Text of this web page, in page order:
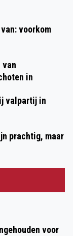
voorkom
van
in
valpartij in
prachtig, maar
voor